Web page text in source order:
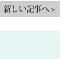
新しい記事へ >